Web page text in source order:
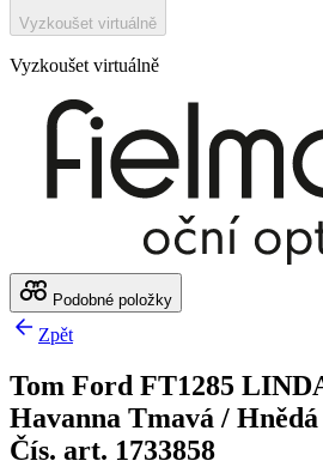
Vyzkoušet virtuálně
Vyzkoušet virtuálně
Podobné položky
Zpět
Tom Ford FT1285
Havanna Tmavá /
Čís. art. 1733858